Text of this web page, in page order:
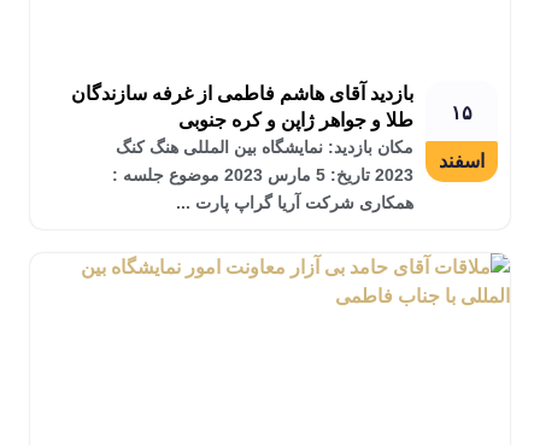
۱۵
اسفند
بازدید آقای هاشم فاطمی از غرفه سازندگان
طلا و جواهر ژاپن و کره جنوبی
مکان بازدید: نمایشگاه بین المللی هنگ کنگ
2023 تاریخ: 5 مارس 2023 موضوع جلسه :
همکاری شرکت آریا گراپ پارت ...